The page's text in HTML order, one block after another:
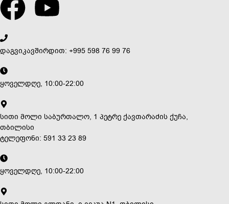
დაგვიკავშირდით: +995 598 76 99 76
ყოველდღე, 10:00-22:00
სითი მოლი საბურთალო, 1 პეტრე ქავთარაძის ქუჩა,
თბილისი
ტელეფონი: 591 33 23 89
ყოველდღე, 10:00-22:00